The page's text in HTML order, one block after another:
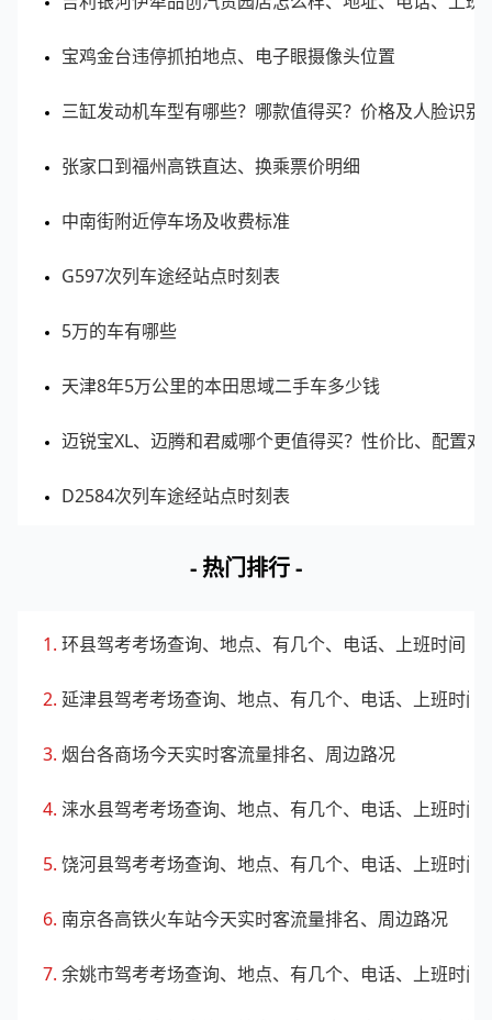
📊 数据说明：客流指数为区域范围内实时客流的指
数化值，客流指数越大表示该区域内客流越多。
1 青岛金茂湾购物中心
2 青岛华润万象城 青岛市南区
3 银座INZONE(香港中路店) 青岛市南区
4 海信广场(青岛店)
麦凯乐(青岛总店)
📊 数据说明：客流指数为区域范围内实时客流的指
宝鸡金台违停抓拍地点、电子眼摄像头位置
三缸发动机车型有哪些？哪款值得买？价格及人脸识别
张家口到福州高铁直达、换乘票价明细
中南街附近停车场及收费标准
G597次列车途经站点时刻表
5万的车有哪些
天津8年5万公里的本田思域二手车多少钱
迈锐宝XL、迈腾和君威哪个更值得买？性价比、配置对
D2584次列车途经站点时刻表
- 热门排行 -
环县驾考考场查询、地点、有几个、电话、上班时间
延津县驾考考场查询、地点、有几个、电话、上班时间
烟台各商场今天实时客流量排名、周边路况
涞水县驾考考场查询、地点、有几个、电话、上班时间
饶河县驾考考场查询、地点、有几个、电话、上班时间
南京各高铁火车站今天实时客流量排名、周边路况
余姚市驾考考场查询、地点、有几个、电话、上班时间